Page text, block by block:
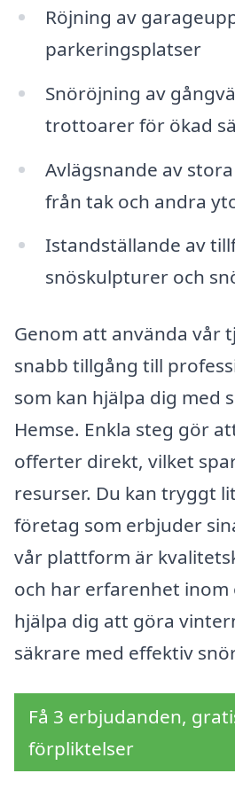
Röjning av
parkeringsplatser
Snöröjning av
trottoarer för ökad
Avlägsnande av
från tak och andra
Istandställande av
snöskulpturer och
Genom att använda vår
snabb tillgång till
som kan hjälpa dig med
Hemse. Enkla steg gör
offerter direkt, vilket
resurser. Du kan tryggt
företag som erbjuder
vår plattform är
och har erfarenhet inom
hjälpa dig att göra
säkrare med effektiv
Få 3 erbjudanden,
förpliktelser